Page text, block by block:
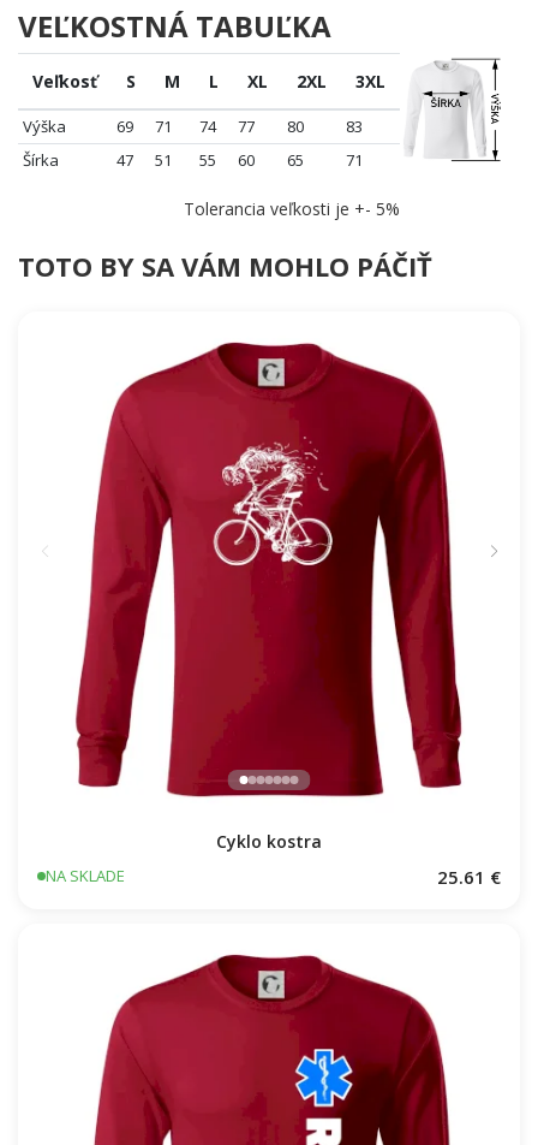
VEĽKOSTNÁ TABUĽKA
Veľkosť S M L XL 2XL 3XL
Výška 69 71 74 77 80
83
Šírka
47 51 55 60 65 71
Tolerancia veľkosti je +- 5%
TOTO BY SA VÁM MOHLO PÁČIŤ
Cyklo kostra
NA SKLADE 25.61 €